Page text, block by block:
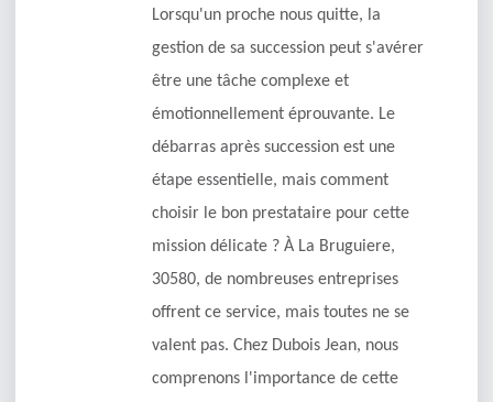
Lorsqu'un proche nous quitte, la
gestion de sa succession peut s'avérer
être une tâche complexe et
émotionnellement éprouvante. Le
débarras après succession est une
étape essentielle, mais comment
choisir le bon prestataire pour cette
mission délicate ? À La Bruguiere,
30580, de nombreuses entreprises
offrent ce service, mais toutes ne se
valent pas. Chez Dubois Jean, nous
comprenons l'importance de cette